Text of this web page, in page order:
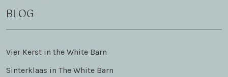
BLOG
Vier Kerst in the White Barn
Sinterklaas in The White Barn